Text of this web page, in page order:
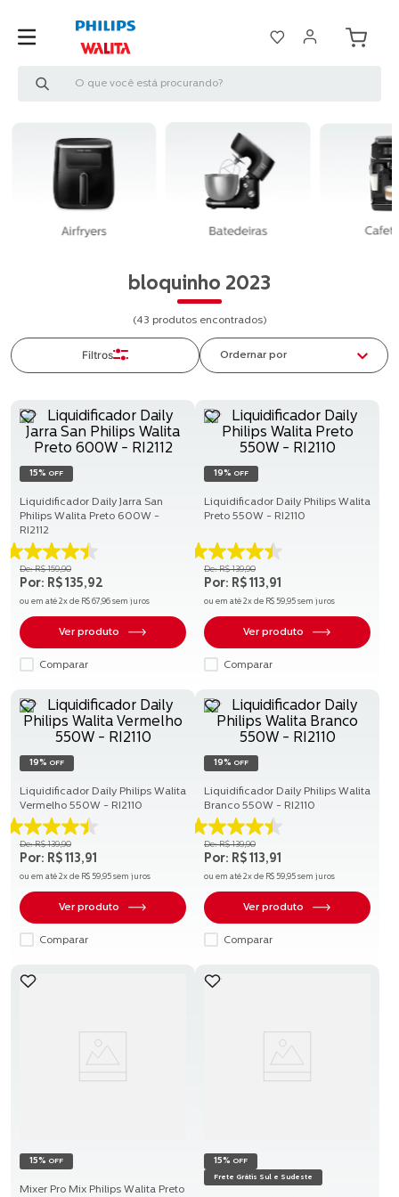
bloquinho 2023
43 produtos
15% OFF
Liquidificador Daily Jarra San
Philips Walita Preto 600W -
RI2112
4.5
de
5
estrelas.
84
avaliações
R$ 159,90
R$ 135,92
ou em até 2x de R$ 67,96 sem juros
Ver produto
Comparar
19% OFF
Liquidificador Daily Philips Walita
Preto 550W - RI2110
4.5
de
5
estrelas.
84
avaliações
R$ 139,90
R$ 113,91
ou em até 2x de R$ 59,95 sem juros
Ver produto
Comparar
19% OFF
Liquidificador Daily Philips Walita
Vermelho 550W - RI2110
4.5
de
5
estrelas.
84
avaliações
R$ 139,90
R$ 113,91
ou em até 2x de R$ 59,95 sem juros
Ver produto
Comparar
19% OFF
Liquidificador Daily Philips Walita
Branco 550W - RI2110
4.5
de
5
estrelas.
84
avaliações
R$ 139,90
R$ 113,91
ou em até 2x de R$ 59,95 sem juros
Ver produto
Comparar
15% OFF
Mixer Pro Mix Philips Walita Preto
15% OFF
Frete Grátis Sul e Sudeste